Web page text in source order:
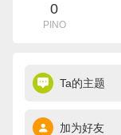
0
PINO
Ta的主题
加为好友